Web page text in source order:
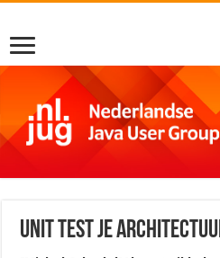
Unit test je